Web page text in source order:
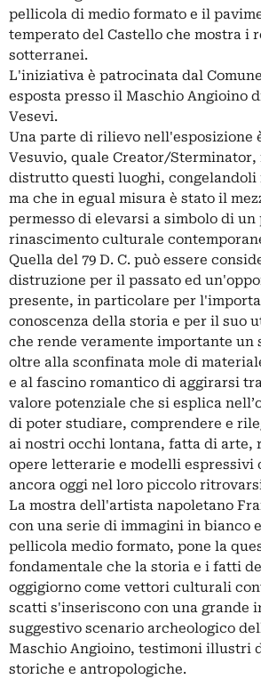
pellicola di medio formato e il
temperato del Castello che mostra i
sotterranei.
L'iniziativa è patrocinata dal
esposta presso il Maschio Angioino
Vesevi.
Una parte di rilievo nell'esposizione
Vesuvio, quale Creator/Sterminator,
distrutto questi luoghi, congelandoli
ma che in egual misura è stato il
permesso di elevarsi a simbolo di un
rinascimento culturale
Quella del 79 D. C. può essere
distruzione per il passato ed
presente, in particolare per
conoscenza della storia e per il suo
che rende veramente importante un
oltre alla sconfinata mole di
e al fascino romantico di aggirarsi
valore potenziale che si esplica
di poter studiare, comprendere e
ai nostri occhi lontana, fatta di arte,
opere letterarie e modelli espressivi
ancora oggi nel loro piccolo
La mostra dell'artista napoletano
con una serie di immagini in bianco
pellicola medio formato, pone la
fondamentale che la storia e i fatti
oggigiorno come vettori culturali
scatti s'inseriscono con una grande
suggestivo scenario archeologico
Maschio Angioino, testimoni illustri
storiche e antropologiche.